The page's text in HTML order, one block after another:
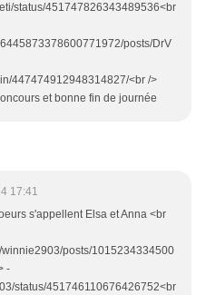
status/451747826343489536<br
posts/DrV
447474912948314827/<br />
et bonne fin de journée
17:41
s'appellent Elsa et Anna <br
winnie2903/posts/1015234334500
-
status/451746110676426752<br